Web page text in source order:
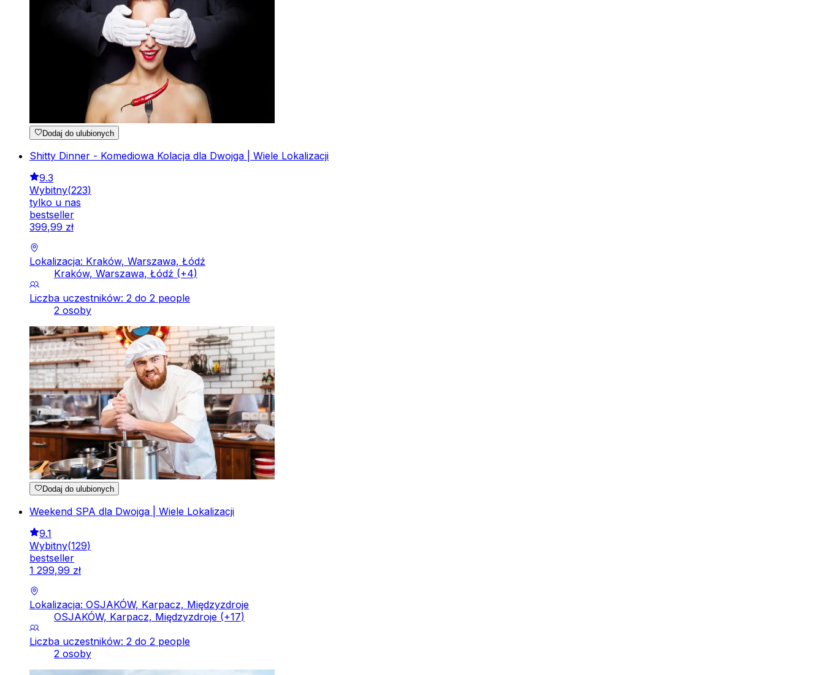
Dodaj do ulubionych
Shitty Dinner - Komediowa Kolacja dla Dwojga | Wiele Lokalizacji
9.3
Wybitny(223)
tylko u nas
bestseller
399,99 zł
Lokalizacja: Kraków, Warszawa, Łódź
Kraków, Warszawa, Łódź (+4)
Liczba uczestników: 2 do 2 people
2 osoby
Dodaj do ulubionych
Weekend SPA dla Dwojga | Wiele Lokalizacji
9.1
Wybitny(129)
bestseller
1 299,99 zł
Lokalizacja: OSJAKÓW, Karpacz, Międzyzdroje
OSJAKÓW, Karpacz, Międzyzdroje (+17)
Liczba uczestników: 2 do 2 people
2 osoby